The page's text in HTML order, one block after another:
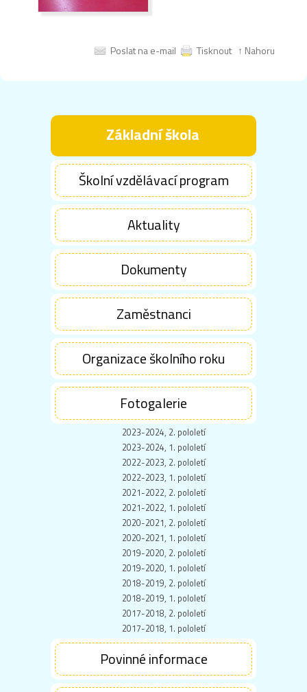
Poslat na e-mail Tisknout ↑ Nahoru
Základní škola
Školní vzdělávací program
Aktuality
Dokumenty
Zaměstnanci
Organizace školního roku
Fotogalerie
2023-2024, 2. pololetí
2023-2024, 1. pololetí
2022-2023, 2. pololetí
2022-2023, 1. pololetí
2021-2022, 2. pololetí
2021-2022, 1. pololetí
2020-2021, 2. pololetí
2020-2021, 1. pololetí
2019-2020, 2. pololetí
2019-2020, 1. pololetí
2018-2019, 2. pololetí
2018-2019, 1. pololetí
2017-2018, 2. pololetí
2017-2018, 1. pololetí
Povinné informace